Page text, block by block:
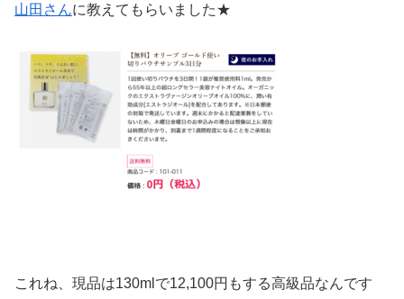
山田さんに教えてもらいました★
これね、現品は130mlで12,100円もする高級品なんです